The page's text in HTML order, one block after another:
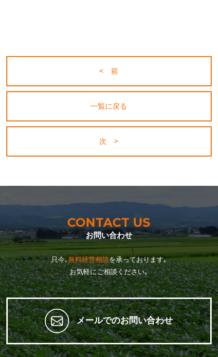
< 前
一覧に戻る
次 >
CONTACT US
お問い合わせ
只今､無料経営相談を承っております｡
お気軽にご相談ください｡
メールでのお問い合わせ